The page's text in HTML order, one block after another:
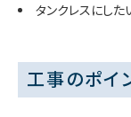
タンクレスにした
工事のポイ